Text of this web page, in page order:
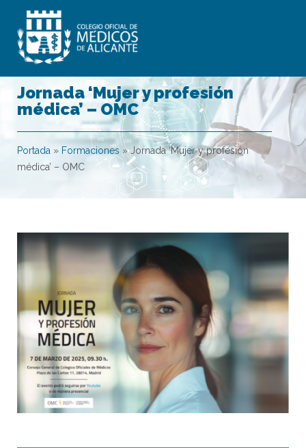
Jornada ‘Mujer y profesión
médica’ – OMC
Portada » Formaciones »Jornada ‘Mujer y profesión
médica’ – OMC